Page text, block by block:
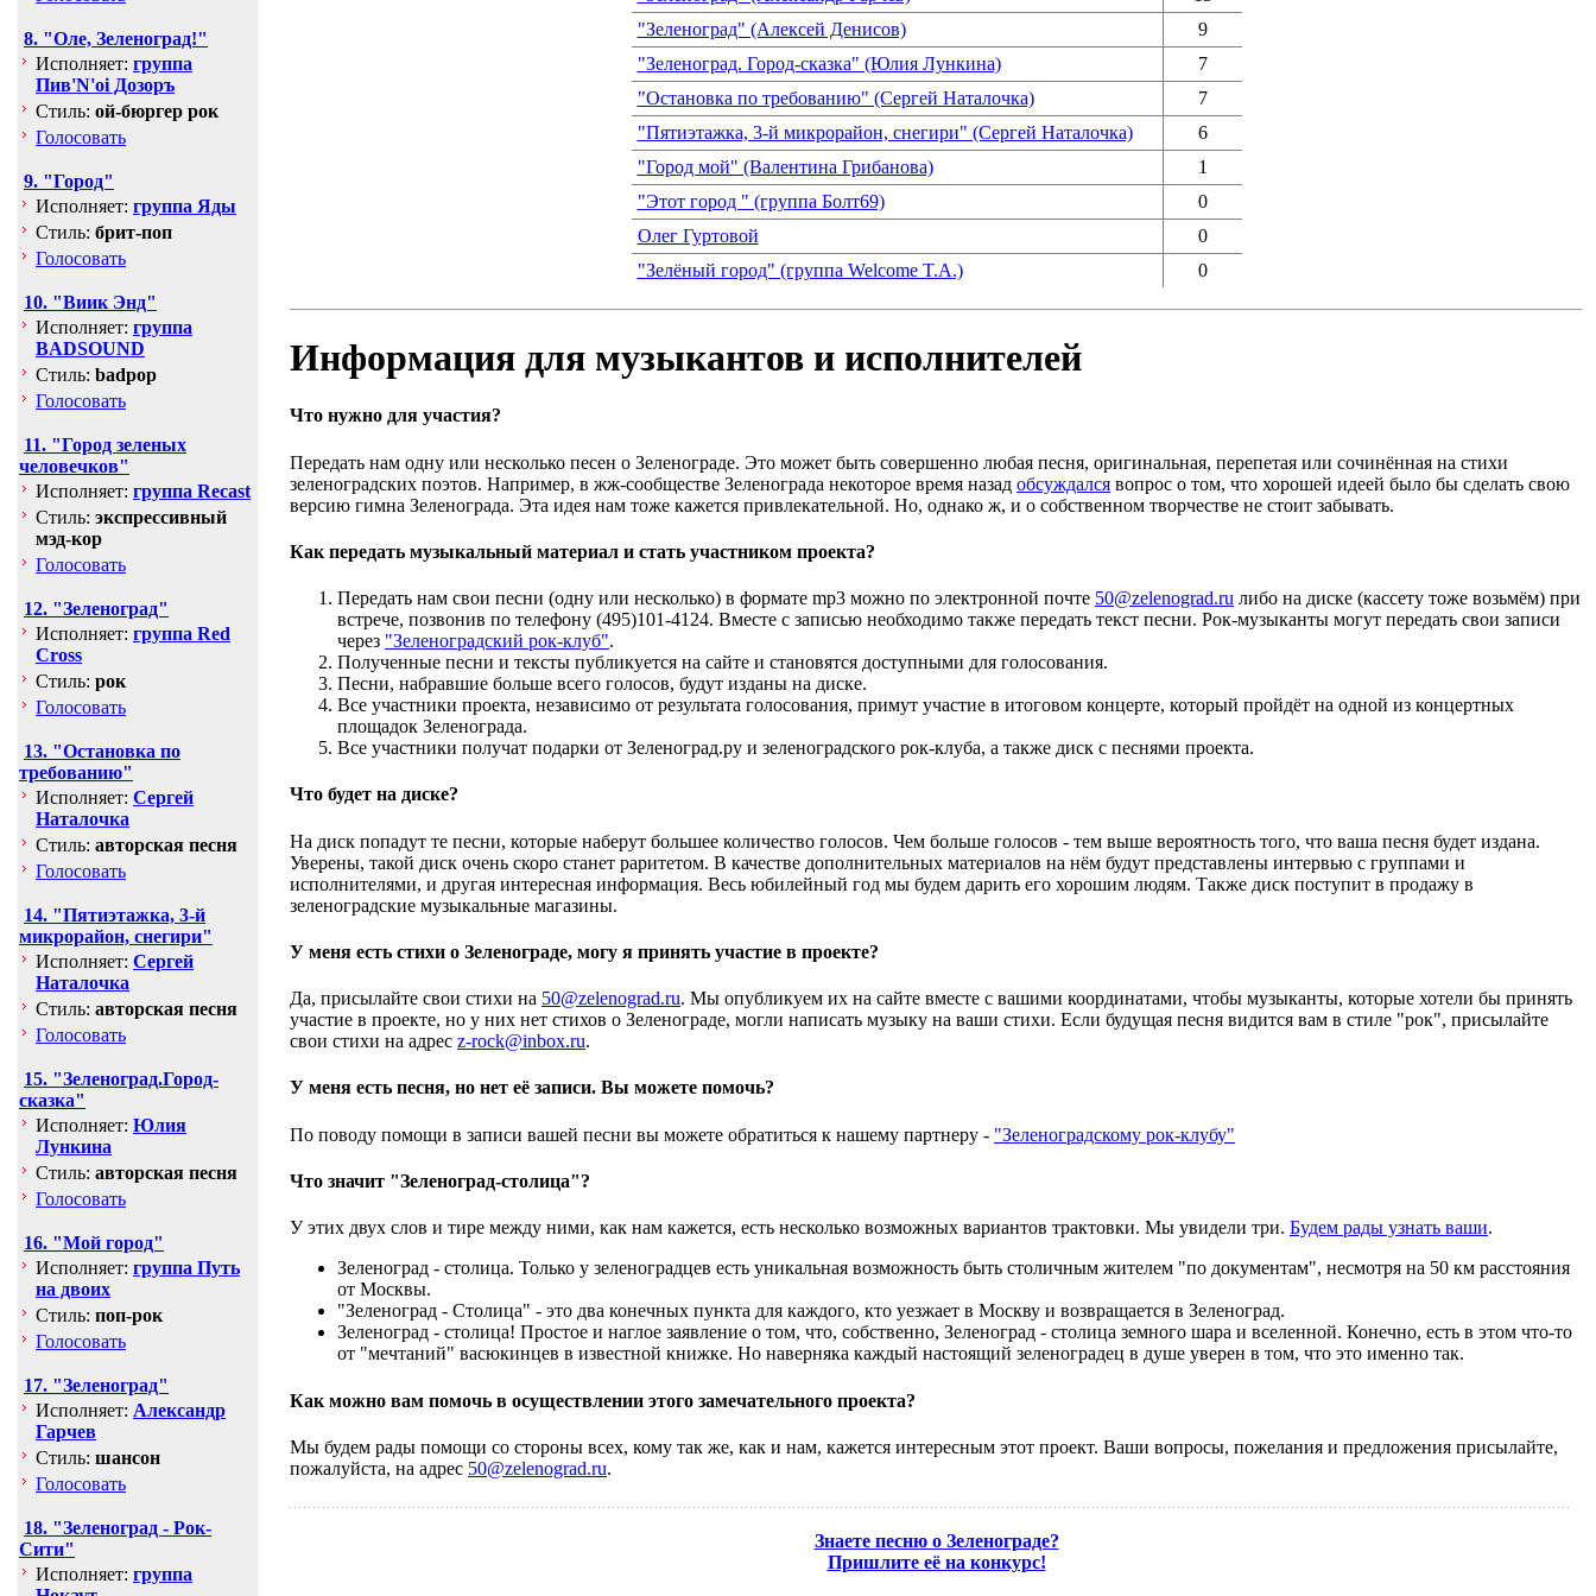
8. "Оле, Зеленоград!"
Исполняет: группа
Пив'N'oi Дозоръ
Стиль: ой-бюргер рок
Голосовать
9. "Город"
Исполняет: группа Яды
Стиль: брит-поп
Голосовать
10. "Виик Энд"
Исполняет: группа
BADSOUND
Стиль: badpop
Голосовать
11. "Город зеленых
человечков"
Исполняет: группа Recast
Стиль: экспрессивный
мэд-кор
Голосовать
12. "Зеленоград"
Исполняет: группа Red
Cross
Стиль: рок
Голосовать
13. "Остановка по
требованию"
Исполняет: Сергей
Наталочка
Стиль: авторская песня
Голосовать
14. "Пятиэтажка, 3-й
микрорайон, снегири"
Исполняет: Сергей
Наталочка
Стиль: авторская песня
Голосовать
15. "Зеленоград.Город-
сказка"
Исполняет: Юлия
Лункина
Стиль: авторская песня
Голосовать
16. "Мой город"
Исполняет: группа Путь
на двоих
Стиль: поп-рок
Голосовать
17. "Зеленоград"
Исполняет: Александр
Гарчев
Стиль: шансон
Голосовать
18. "Зеленоград - Рок-
Сити"
Исполняет: группа
"Зеленоград" (Алексей Денисов)
9
"Зеленоград. Город-сказка" (Юлия Лункина)
7
"Остановка по требованию" (Сергей Наталочка)
7
"Пятиэтажка, 3-й микрорайон, снегири" (Сергей Наталочка)
6
"Город мой" (Валентина Грибанова)
1
"Этот город " (группа Болт69)
0
Олег Гуртовой
0
"Зелёный город" (группа Welcome T.A.)
0
Информация для музыкантов и исполнителей
Что нужно для участия?
Передать нам одну или несколько песен о Зеленограде. Это может быть совершенно любая песня, оригинальная, перепетая или сочинённая на стихи
зеленоградских поэтов. Например, в жж-сообществе Зеленограда некоторое время назад обсуждался вопрос о том, что хорошей идеей было бы сделать свою
версию гимна Зеленограда. Эта идея нам тоже кажется привлекательной. Но, однако ж, и о собственном творчестве не стоит забывать.
Как передать музыкальный материал и стать участником проекта?
Передать нам свои песни (одну или несколько) в формате mp3 можно по электронной почте 50@zelenograd.ru либо на диске (кассету тоже возьмём) при
встрече, позвонив по телефону (495)101-4124. Вместе с записью необходимо также передать текст песни. Рок-музыканты могут передать свои записи
через "Зеленоградский рок-клуб".
Полученные песни и тексты публикуется на сайте и становятся доступными для голосования.
Песни, набравшие больше всего голосов, будут изданы на диске.
Все участники проекта, независимо от результата голосования, примут участие в итоговом концерте, который пройдёт на одной из концертных
площадок Зеленограда.
Все участники получат подарки от Зеленоград.ру и зеленоградского рок-клуба, а также диск с песнями проекта.
Что будет на диске?
На диск попадут те песни, которые наберут большее количество голосов. Чем больше голосов - тем выше вероятность того, что ваша песня будет издана.
Уверены, такой диск очень скоро станет раритетом. В качестве дополнительных материалов на нём будут представлены интервью с группами и
исполнителями, и другая интересная информация. Весь юбилейный год мы будем дарить его хорошим людям. Также диск поступит в продажу в
зеленоградские музыкальные магазины.
У меня есть стихи о Зеленограде, могу я принять участие в проекте?
Да, присылайте свои стихи на 50@zelenograd.ru. Мы опубликуем их на сайте вместе с вашими координатами, чтобы музыканты, которые хотели бы принять
участие в проекте, но у них нет стихов о Зеленограде, могли написать музыку на ваши стихи. Если будущая песня видится вам в стиле "рок", присылайте
свои стихи на адрес z-rock@inbox.ru.
У меня есть песня, но нет её записи. Вы можете помочь?
По поводу помощи в записи вашей песни вы можете обратиться к нашему партнеру - "Зеленоградскому рок-клубу"
Что значит "Зеленоград-столица"?
У этих двух слов и тире между ними, как нам кажется, есть несколько возможных вариантов трактовки. Мы увидели три. Будем рады узнать ваши.
Зеленоград - столица. Только у зеленоградцев есть уникальная возможность быть столичным жителем "по документам", несмотря на 50 км расстояния
от Москвы.
"Зеленоград - Столица" - это два конечных пункта для каждого, кто уезжает в Москву и возвращается в Зеленоград.
Зеленоград - столица! Простое и наглое заявление о том, что, собственно, Зеленоград - столица земного шара и вселенной. Конечно, есть в этом что-то
от "мечтаний" васюкинцев в известной книжке. Но наверняка каждый настоящий зеленоградец в душе уверен в том, что это именно так.
Как можно вам помочь в осуществлении этого замечательного проекта?
Мы будем рады помощи со стороны всех, кому так же, как и нам, кажется интересным этот проект. Ваши вопросы, пожелания и предложения присылайте,
пожалуйста, на адрес 50@zelenograd.ru.
Знаете песню о Зеленограде?
Пришлите её на конкурс!